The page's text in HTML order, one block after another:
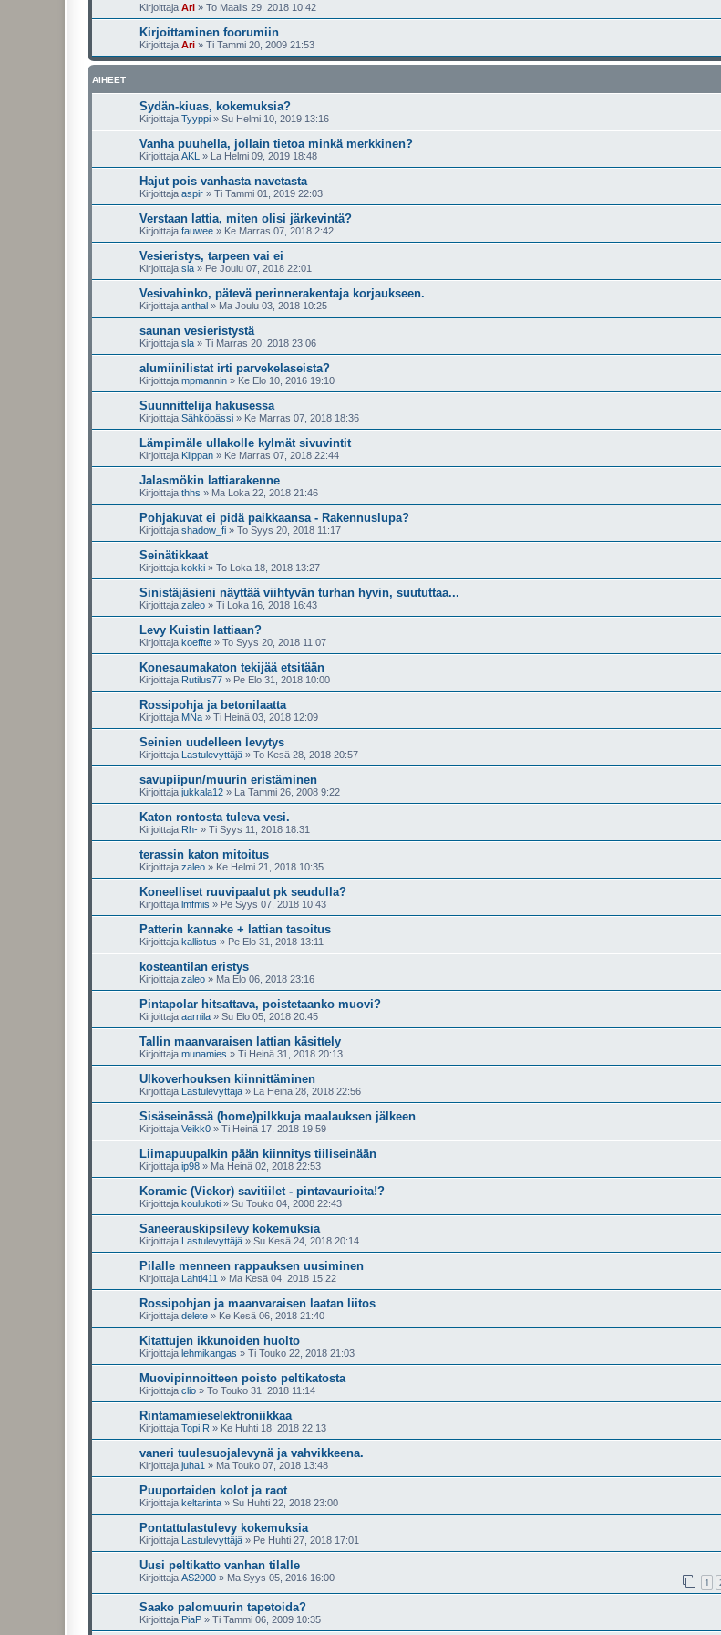
Kirjoittaja Ari » To Maalis 29, 2018 10:42
Kirjoittaminen foorumiin
Kirjoittaja Ari » Ti Tammi 20, 2009 21:53
AIHEET
Sydän-kiuas, kokemuksia?
Kirjoittaja Tyyppi » Su Helmi 10, 2019 13:16
Vanha puuhella, jollain tietoa minkä merkkinen?
Kirjoittaja AKL » La Helmi 09, 2019 18:48
Hajut pois vanhasta navetasta
Kirjoittaja aspir » Ti Tammi 01, 2019 22:03
Verstaan lattia, miten olisi järkevintä?
Kirjoittaja fauwee » Ke Marras 07, 2018 2:42
Vesieristys, tarpeen vai ei
Kirjoittaja sla » Pe Joulu 07, 2018 22:01
Vesivahinko, pätevä perinnerakentaja korjaukseen.
Kirjoittaja anthal » Ma Joulu 03, 2018 10:25
saunan vesieristystä
Kirjoittaja sla » Ti Marras 20, 2018 23:06
alumiinilistat irti parvekelaseista?
Kirjoittaja mpmannin » Ke Elo 10, 2016 19:10
Suunnittelija hakusessa
Kirjoittaja Sähköpässi » Ke Marras 07, 2018 18:36
Lämpimäle ullakolle kylmät sivuvintit
Kirjoittaja Klippan » Ke Marras 07, 2018 22:44
Jalasmökin lattiarakenne
Kirjoittaja thhs » Ma Loka 22, 2018 21:46
Pohjakuvat ei pidä paikkaansa - Rakennuslupa?
Kirjoittaja shadow_fi » To Syys 20, 2018 11:17
Seinätikkaat
Kirjoittaja kokki » To Loka 18, 2018 13:27
Sinistäjäsieni näyttää viihtyvän turhan hyvin, suututtaa...
Kirjoittaja zaleo » Ti Loka 16, 2018 16:43
Levy Kuistin lattiaan?
Kirjoittaja koeffte » To Syys 20, 2018 11:07
Konesaumakaton tekijää etsitään
Kirjoittaja Rutilus77 » Pe Elo 31, 2018 10:00
Rossipohja ja betonilaatta
Kirjoittaja MNa » Ti Heinä 03, 2018 12:09
Seinien uudelleen levytys
Kirjoittaja Lastulevyttäjä » To Kesä 28, 2018 20:57
savupiipun/muurin eristäminen
Kirjoittaja jukkala12 » La Tammi 26, 2008 9:22
Katon rontosta tuleva vesi.
Kirjoittaja Rh- » Ti Syys 11, 2018 18:31
terassin katon mitoitus
Kirjoittaja zaleo » Ke Helmi 21, 2018 10:35
Koneelliset ruuvipaalut pk seudulla?
Kirjoittaja lmfmis » Pe Syys 07, 2018 10:43
Patterin kannake + lattian tasoitus
Kirjoittaja kallistus » Pe Elo 31, 2018 13:11
kosteantilan eristys
Kirjoittaja zaleo » Ma Elo 06, 2018 23:16
Pintapolar hitsattava, poistetaanko muovi?
Kirjoittaja aarnila » Su Elo 05, 2018 20:45
Tallin maanvaraisen lattian käsittely
Kirjoittaja munamies » Ti Heinä 31, 2018 20:13
Ulkoverhouksen kiinnittäminen
Kirjoittaja Lastulevyttäjä » La Heinä 28, 2018 22:56
Sisäseinässä (home)pilkkuja maalauksen jälkeen
Kirjoittaja Veikk0 » Ti Heinä 17, 2018 19:59
Liimapuupalkin pään kiinnitys tiiliseinään
Kirjoittaja ip98 » Ma Heinä 02, 2018 22:53
Koramic (Viekor) savitiilet - pintavaurioita!?
Kirjoittaja koulukoti » Su Touko 04, 2008 22:43
Saneerauskipsilevy kokemuksia
Kirjoittaja Lastulevyttäjä » Su Kesä 24, 2018 20:14
Pilalle menneen rappauksen uusiminen
Kirjoittaja Lahti411 » Ma Kesä 04, 2018 15:22
Rossipohjan ja maanvaraisen laatan liitos
Kirjoittaja delete » Ke Kesä 06, 2018 21:40
Kitattujen ikkunoiden huolto
Kirjoittaja lehmikangas » Ti Touko 22, 2018 21:03
Muovipinnoitteen poisto peltikatosta
Kirjoittaja clio » To Touko 31, 2018 11:14
Rintamamieselektroniikkaa
Kirjoittaja Topi R » Ke Huhti 18, 2018 22:13
vaneri tuulesuojalevynä ja vahvikkeena.
Kirjoittaja juha1 » Ma Touko 07, 2018 13:48
Puuportaiden kolot ja raot
Kirjoittaja keltarinta » Su Huhti 22, 2018 23:00
Pontattulastulevy kokemuksia
Kirjoittaja Lastulevyttäjä » Pe Huhti 27, 2018 17:01
Uusi peltikatto vanhan tilalle
Kirjoittaja AS2000 » Ma Syys 05, 2016 16:00 1
Saako palomuurin tapetoida?
Kirjoittaja PiaP » Ti Tammi 06, 2009 10:35